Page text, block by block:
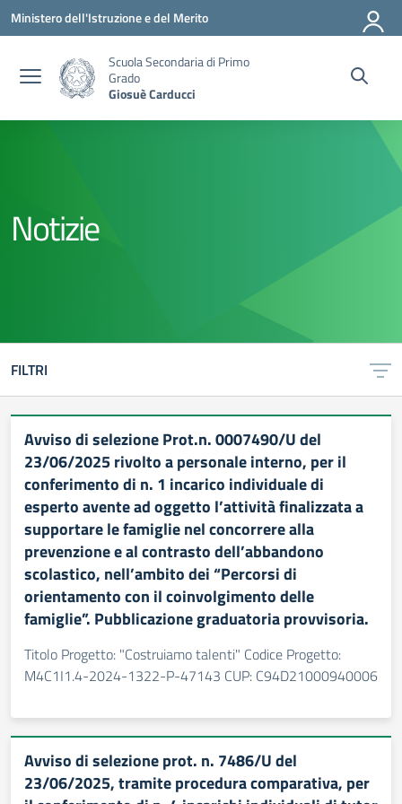
Vai ai contenuti
Vai al menu di navigazione
Vai al footer
Ministero dell'Istruzione e del Merito
Scuola Secondaria di Primo
Grado
Giosuè Carducci
Notizie
FILTRI
Avviso di selezione Prot.n. 0007490/U del
23/06/2025 rivolto a personale interno, per il
conferimento di n. 1 incarico individuale di
esperto avente ad oggetto l’attività finalizzata a
supportare le famiglie nel concorrere alla
prevenzione e al contrasto dell’abbandono
scolastico, nell’ambito dei “Percorsi di
orientamento con il coinvolgimento delle
famiglie”. Pubblicazione graduatoria provvisoria.
Titolo Progetto: "Costruiamo talenti" Codice Progetto:
M4C1I1.4-2024-1322-P-47143 CUP: C94D21000940006
Avviso di selezione prot. n. 7486/U del
23/06/2025, tramite procedura comparativa, per